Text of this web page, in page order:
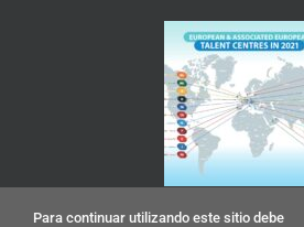
Para continuar utilizando este sitio debe